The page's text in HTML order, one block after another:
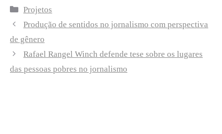
Categorias
Projetos
Produção de sentidos no jornalismo com perspectiva
de gênero
Rafael Rangel Winch defende tese sobre os lugares
das pessoas pobres no jornalismo